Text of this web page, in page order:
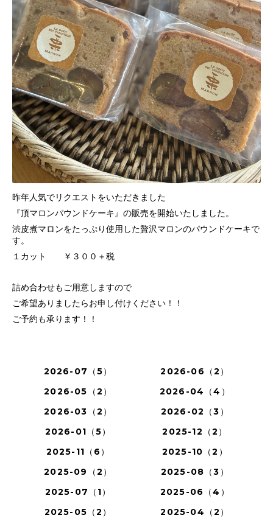
昨年人気でリクエストをいただきました
『頂マロンパウンドケーキ』の販売を開始いたしました。
渋皮煮マロンをたっぷり使用した贅沢マロンのパウンドケーキで
す。
１カット ￥３００＋税
詰め合わせもご用意しますので
ご希望ありましたらお申し付けください！！
ご予約も承ります！！
2026-07（5）
2026-06（2）
2026-05（2）
2026-04（4）
2026-03（2）
2026-02（3）
2026-01（5）
2025-12（2）
2025-11（6）
2025-10（2）
2025-09（2）
2025-08（3）
2025-07（1）
2025-06（4）
2025-05（2）
2025-04（2）